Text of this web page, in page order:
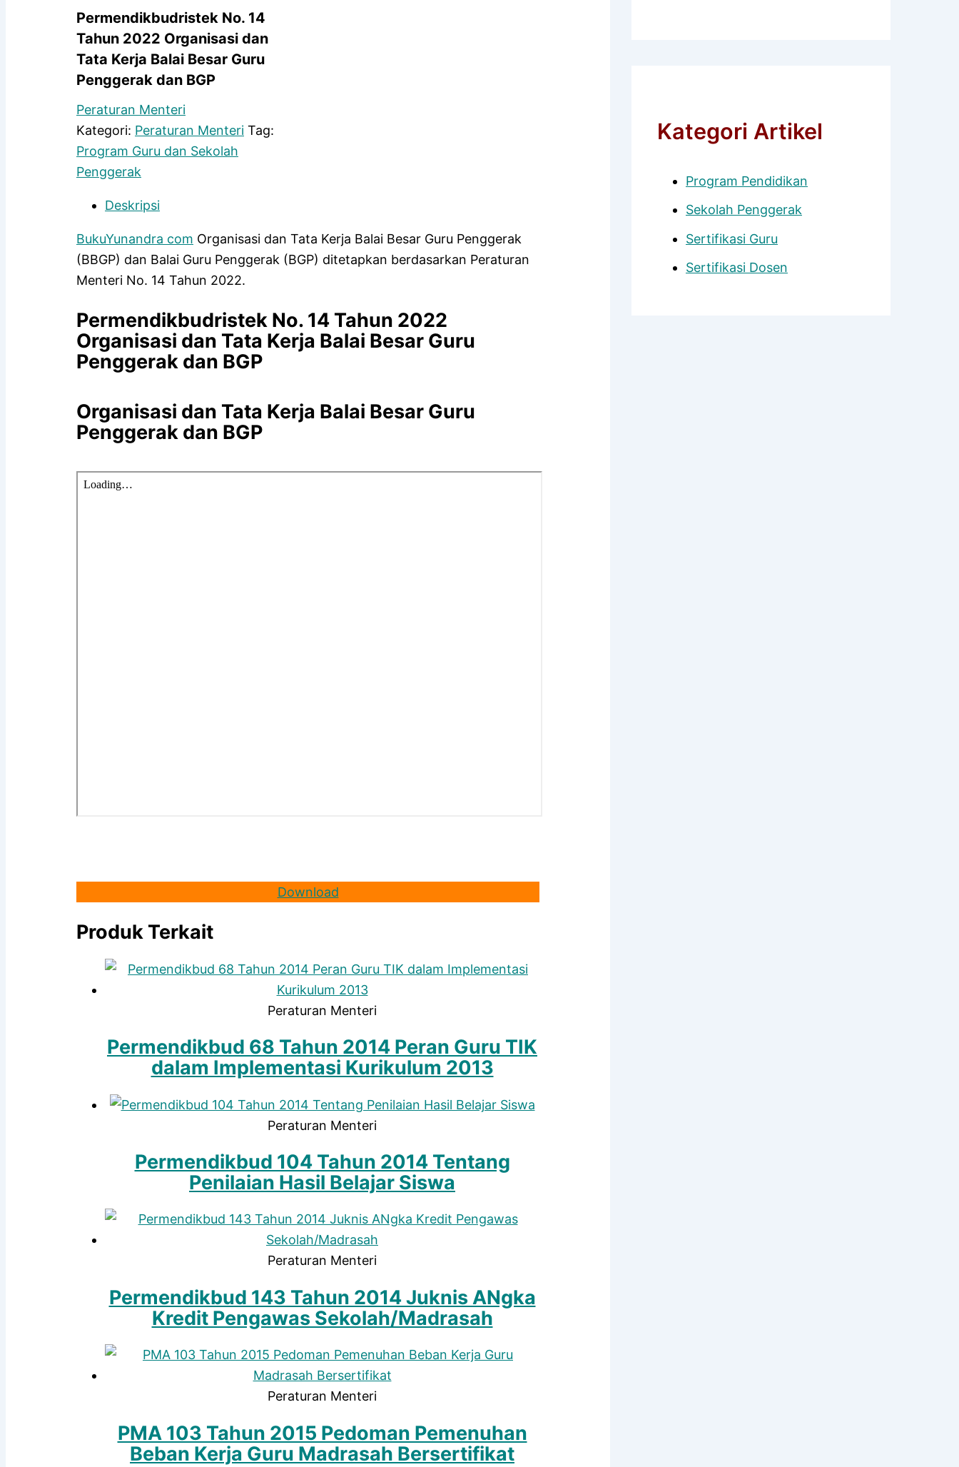
Permendikbudristek No. 14
Tahun 2022 Organisasi dan
Tata Kerja Balai Besar Guru
Penggerak dan BGP
Peraturan Menteri
Kategori: Peraturan Menteri Tag:
Program Guru dan Sekolah
Penggerak
Deskripsi
BukuYunandra com Organisasi dan Tata Kerja Balai Besar Guru Penggerak
(BBGP) dan Balai Guru Penggerak (BGP) ditetapkan berdasarkan Peraturan
Menteri No. 14 Tahun 2022.
Permendikbudristek No. 14 Tahun 2022
Organisasi dan Tata Kerja Balai Besar Guru
Penggerak dan BGP
Organisasi dan Tata Kerja Balai Besar Guru
Penggerak dan BGP
Download
Produk Terkait
Peraturan Menteri
Permendikbud 68 Tahun 2014 Peran Guru TIK
dalam Implementasi Kurikulum 2013
Peraturan Menteri
Permendikbud 104 Tahun 2014 Tentang
Penilaian Hasil Belajar Siswa
Peraturan Menteri
Permendikbud 143 Tahun 2014 Juknis ANgka
Kredit Pengawas Sekolah/Madrasah
Peraturan Menteri
PMA 103 Tahun 2015 Pedoman Pemenuhan
Beban Kerja Guru Madrasah Bersertifikat
Kategori Artikel
Program Pendidikan
Sekolah Penggerak
Sertifikasi Guru
Sertifikasi Dosen